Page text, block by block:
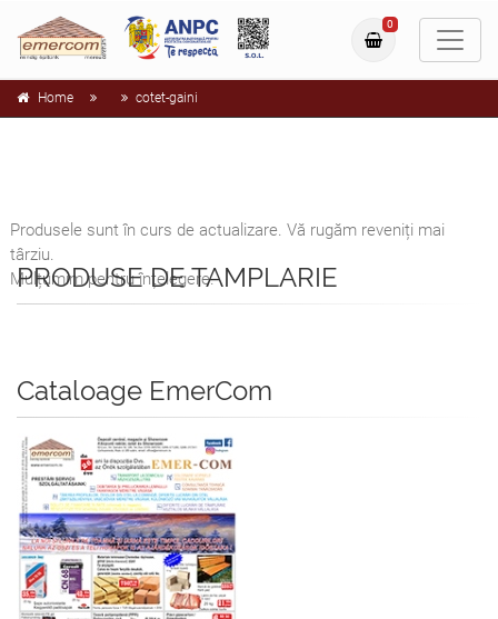
0
Home cotet-gaini
Produsele sunt în curs de actualizare. Vă rugăm reveniți mai
târziu.
Mulțumim pentru înțelegere.
PRODUSE DE TAMPLARIE
Cataloage EmerCom